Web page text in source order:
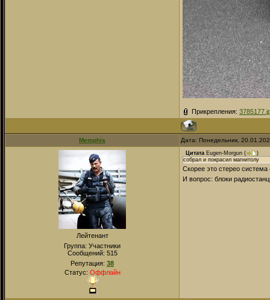
Прикрепления:
Memphis Дата: Понедельник,
Лейтенант
Группа: Участники
Сообщений: 515
Репутация: 38
Статус: Оффлайн
Цитата Eugen-Morgun (
)
собрал и покрасил магнитолу
Скорее это стерео
И вопрос: блоки